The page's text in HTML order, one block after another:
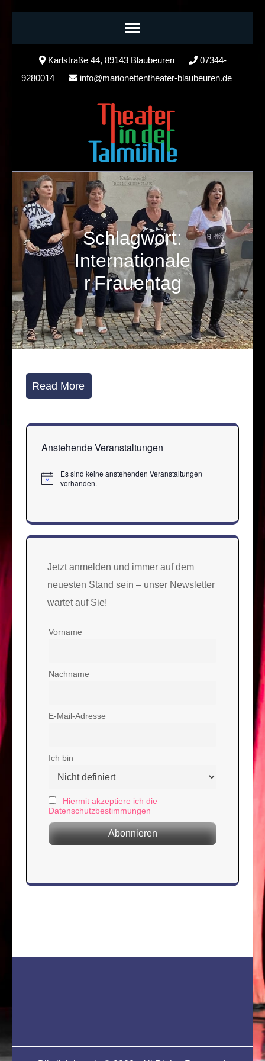
Karlstraße 44, 89143 Blaubeuren
07344-
9280014
info@marionettentheater-blaubeuren.de
Schlagwort:
Internationale
r Frauentag
Read More
Anstehende Veranstaltungen
Hinweis
Es sind keine anstehenden Veranstaltungen
vorhanden.
Jetzt anmelden und immer auf dem
neuesten Stand sein – unser Newsletter
wartet auf Sie!
Vorname
Nachname
E-Mail-Adresse
Ich bin
Hiermit akzeptiere ich die
Datenschutzbestimmungen